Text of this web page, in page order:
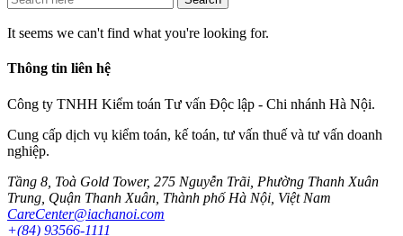
It seems we can't find what you're looking for.
Thông tin liên hệ
Công ty TNHH Kiểm toán Tư vấn Độc lập - Chi nhánh Hà Nội.
Cung cấp dịch vụ kiểm toán, kế toán, tư vấn thuế và tư vấn doanh
nghiệp.
Tầng 8, Toà Gold Tower, 275 Nguyễn Trãi, Phường Thanh Xuân
Trung, Quận Thanh Xuân, Thành phố Hà Nội, Việt Nam
CareCenter@iachanoi.com
+(84) 93566-1111